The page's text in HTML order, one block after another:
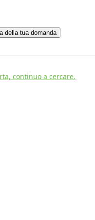
della tua domanda
continuo a cercare.